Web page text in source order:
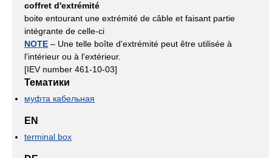
coffret d'extrémité
boite entourant une extrémité de câble et faisant partie
intégrante de celle-ci
NOTE – Une telle boîte d'extrémité peut être utilisée à
l'intérieur ou à l'extérieur.
[IEV number 461-10-03]
Тематики
муфта кабельная
EN
terminal box